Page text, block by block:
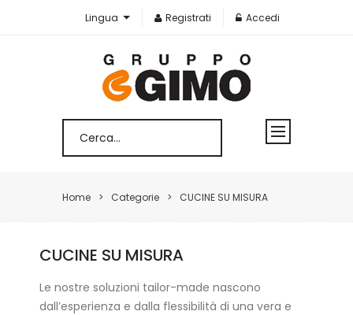
Lingua Registrati Accedi
Home Categorie CUCINE SU MISURA
CUCINE SU MISURA
Le nostre soluzioni tailor-made nascono
dall’esperienza e dalla flessibilità di una vera e